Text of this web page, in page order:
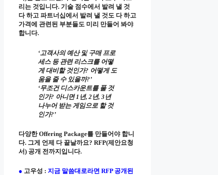
리는 것입니다. 기술 점수에서 발려 낼 것
다 하고 파트너십에서 발려 낼 것도 다 하고
가격에 관련된 부분들도 미리 만들어 봐야
합니다.
‘고객사의 예산 및 구매 프로
세스 등 관련 리스크를 어떻
게 대비할 것인가? 어떻게 도
움을 줄 수 있을까?’
‘무조건 디스카운트를 풀 것
인가? 아니면 1년, 2년, 3년
나누어 받는 게임으로 할 것
인가?’
다양한 Offering Package를 만들어야 합니
다. 그게 언제 다 끝날까요? RFP(제안요청
서) 공개 전까지입니다.
● 고우성 : 지금 말씀대로라면 RFP 공개된